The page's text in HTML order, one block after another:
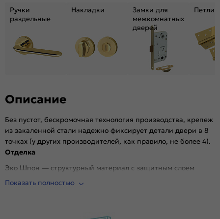
Для влажных помещений:
Наличие притвора:
Влагостойкая
Уровень шумоизоляции:
Средний ( 26-31 дБ)
Фрезеровка под замок:
Нет
Подходит под двухстворчатый проём:
Материал:
Композитный мебельный щит на основе
высококачественного соснового бруса и
древесных плит.
Ручки
раздельные
Накладки
Замки для
межкомнатных
дверей
Петли
Описание
Без пустот, бескромочная технология производства, крепеж
из закаленной стали надежно фиксирует детали двери в 8
точках (у других производителей, как правило, не более 4).
Отделка
Эко Шпон — структурный материал с защитным слоем
Overlay, отличается высокой стойкостью к истиранию и
Показать полностью